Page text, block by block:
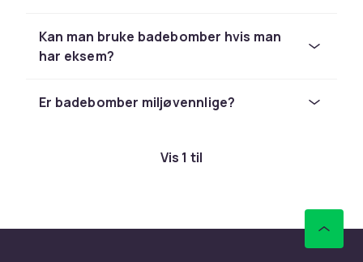
Kan man bruke badebomber hvis man
har eksem?
Er badebomber miljøvennlige?
Vis 1 til